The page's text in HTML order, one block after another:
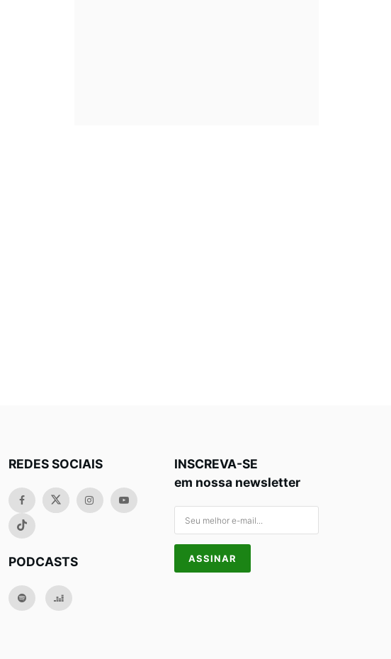
REDES SOCIAIS
PODCASTS
INSCREVA-SE
em nossa newsletter